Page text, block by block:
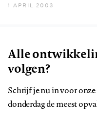
1 APRIL 2003
Alle
volgen?
Schrijf je nu in voor
donderdag de meest